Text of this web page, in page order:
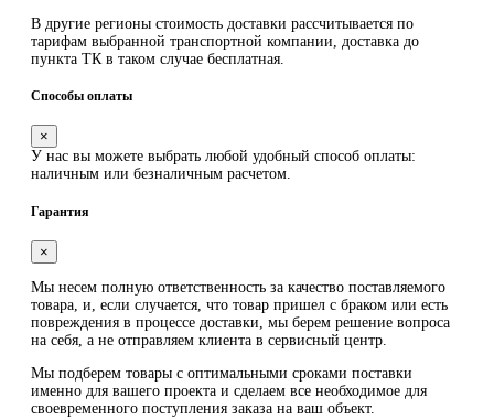
В другие регионы стоимость доставки рассчитывается по
тарифам выбранной транспортной компании, доставка до
пункта ТК в таком случае бесплатная
Способы оплаты
×
У нас вы можете выбрать любой удобный способ оплаты:
наличным или безналичным расчетом.
Гарантия
×
Мы несем полную ответственность за качество поставляемого
товара, и, если случается, что товар пришел с браком или есть
повреждения в процессе доставки, мы берем решение вопроса
на себя, а не отправляем клиента в сервисный центр.
Мы подберем товары с оптимальными сроками поставки
именно для вашего проекта и сделаем все необходимое для
своевременного поступления заказа на ваш объект.